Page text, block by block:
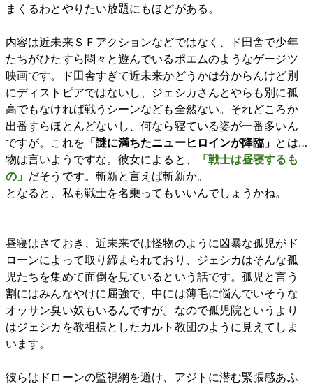
まくるわとやりたい放題にもほどがある。
内容は近未来ＳＦアクションなどではなく、ド田舎で少年
たちがひたすら悶々と遊んでいるポエムのようなゲージツ
映画です。ド田舎すぎて近未来かどうかは分からんけど別
にディストピアではないし、ジェシカさんとやらも別に孤
高でもなければ戦うシーンなども全然ない。それどころか
出番すらほとんどないし、何なら寝ている姿が一番多いん
ですが。これを 「謎に満ちたニューヒロインが降臨」 とは…
物は言いようですな。彼女によると、
「戦士は昼寝するも
の」 だそうです。斬新と言えば斬新か。
となると、私も戦士を名乗ってもいいんでしょうかね。
昼寝はさておき、近未来では怪物のように凶暴な孤児がド
ローンによって取り締まられており、ジェシカはそんな孤
児たちを集めて面倒を見ているという話です。孤児と言う
割にはみんなやけに屈強で、中には薄毛に悩んでいそうな
オッサン臭い奴もいるんですが。なので孤児院というより
はジェシカを教祖様としたカルト教団のように見えてしま
います。
彼らはドローンの監視網を避け、アジトに潜む緊張感あふ